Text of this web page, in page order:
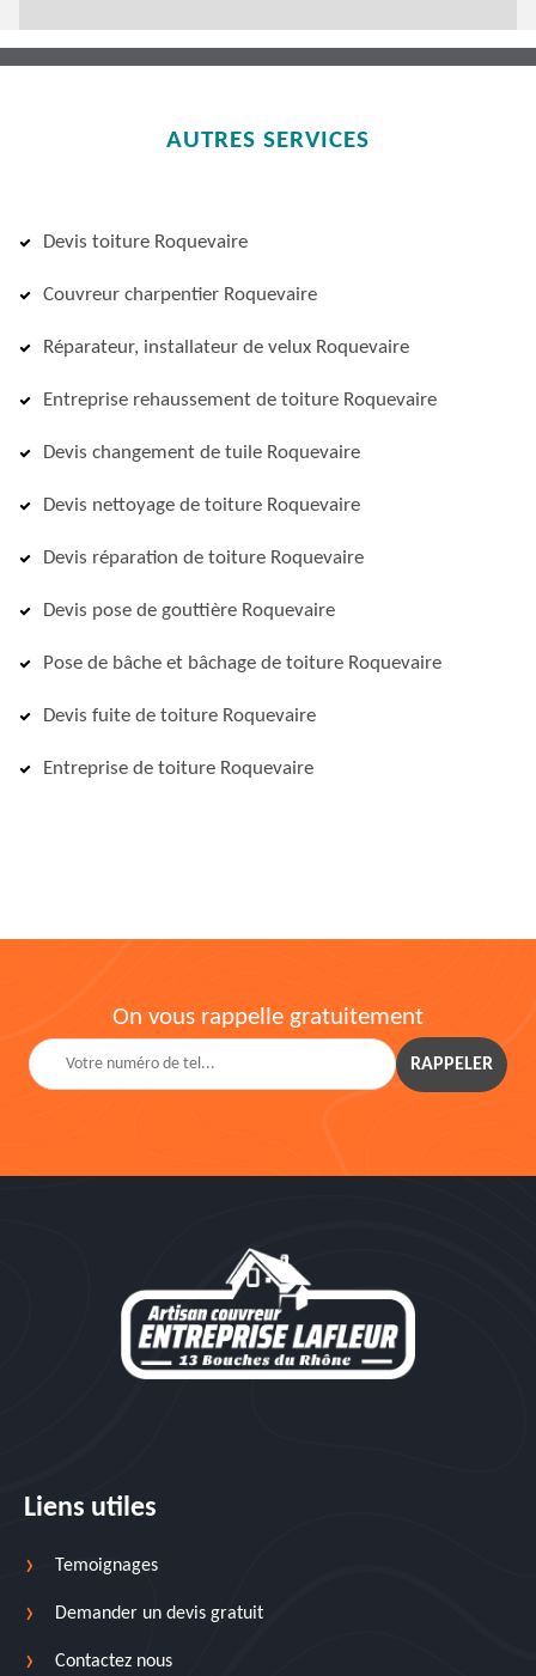
AUTRES SERVICES
Devis toiture Roquevaire
Couvreur charpentier Roquevaire
Réparateur, installateur de velux Roquevaire
Entreprise rehaussement de toiture Roquevaire
Devis changement de tuile Roquevaire
Devis nettoyage de toiture Roquevaire
Devis réparation de toiture Roquevaire
Devis pose de gouttière Roquevaire
Pose de bâche et bâchage de toiture Roquevaire
Devis fuite de toiture Roquevaire
Entreprise de toiture Roquevaire
On vous rappelle gratuitement
Liens utiles
Temoignages
Demander un devis gratuit
Contactez nous